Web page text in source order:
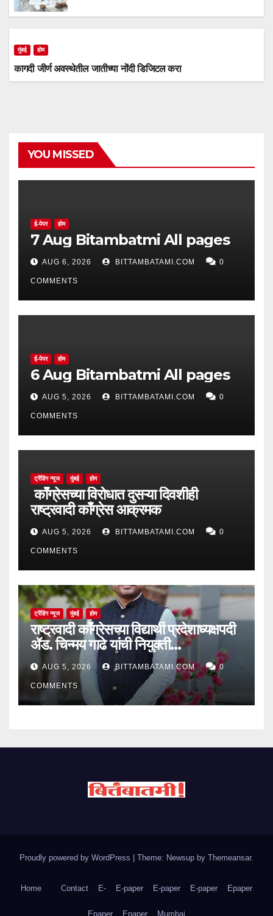
मुंबई होम
कागदी जीर्ण अवस्थेतील जातीच्या नोंदी डिजिटल करा
YOU MISSED
ई-पेपर होम
7 Aug Bitambatmi All pages
AUG 6, 2026 BITTAMBATAMI.COM 0
COMMENTS
ई-पेपर होम
6 Aug Bitambatmi All pages
AUG 5, 2026 BITTAMBATAMI.COM 0
COMMENTS
ट्रेंडिंग न्यूज मुंबई होम
काँग्रेसच्या विरोधात दुसऱ्या दिवशीही
राष्ट्रवादी काँग्रेस आक्रमक
AUG 5, 2026 BITTAMBATAMI.COM 0
COMMENTS
ट्रेंडिंग न्यूज मुंबई होम
राष्ट्रवादी काँग्रेसच्या विद्यार्थी प्रदेशाध्यक्षपदी
ॲड. चिन्मय गाढे यांची नियुक्ती…
AUG 5, 2026 BITTAMBATAMI.COM 0
COMMENTS
Proudly powered by WordPress Theme: Newsup by Themeansar.
Home Contact E- E-paper E-paper E-paper Epaper
Epaper Epaper Mumbai